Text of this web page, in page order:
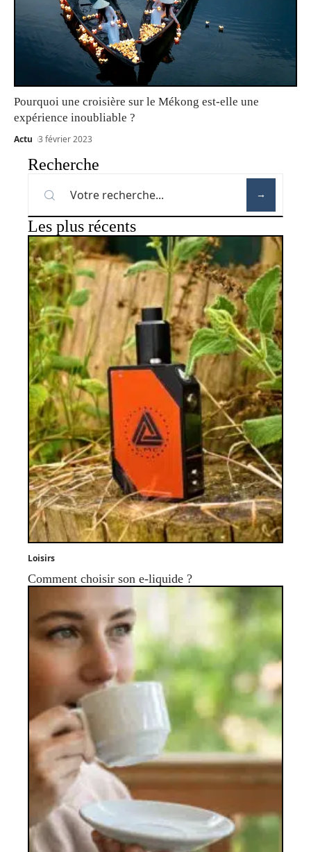
Pourquoi une croisière sur le Mékong est-elle une
expérience inoubliable ?
Actu 3 février 2023
Recherche
Les plus récents
Loisirs
Comment choisir son e-liquide ?